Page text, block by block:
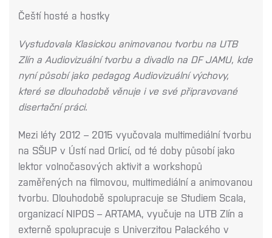
Čeští hosté a hostky
Vystudovala Klasickou animovanou tvorbu na UTB
Zlín a Audiovizuální tvorbu a divadlo na DF JAMU, kde
nyní působí jako pedagog Audiovizuální výchovy,
které se dlouhodobě věnuje i ve své připravované
disertační práci.
Mezi léty 2012 – 2015 vyučovala multimediální tvorbu
na SŠUP v Ústí nad Orlicí, od té doby působí jako
lektor volnočasových aktivit a workshopů
zaměřených na filmovou, multimediální a animovanou
tvorbu. Dlouhodobě spolupracuje se Studiem Scala,
organizací NIPOS – ARTAMA, vyučuje na UTB Zlín a
externě spolupracuje s Univerzitou Palackého v